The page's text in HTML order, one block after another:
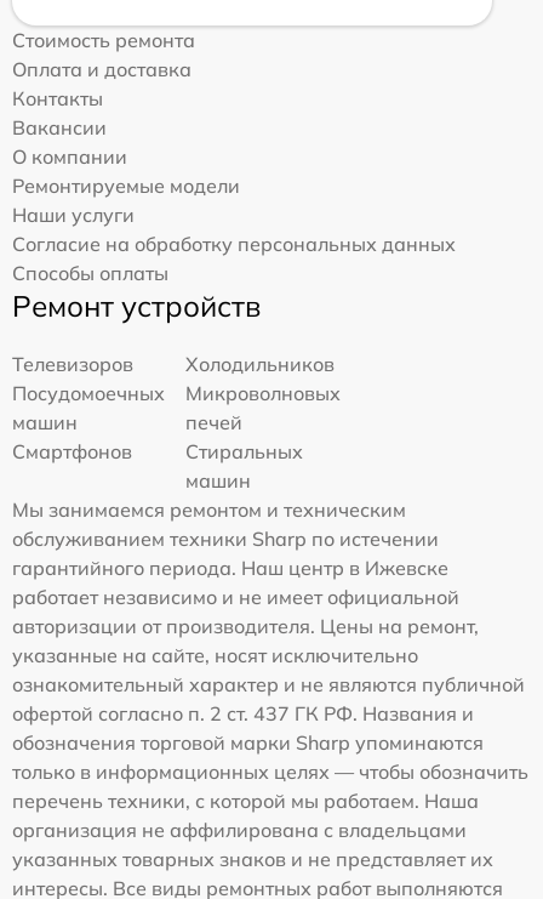
Стоимость ремонта
Оплата и доставка
Контакты
Вакансии
О компании
Ремонтируемые модели
Наши услуги
Согласие на обработку персональных данных
Способы оплаты
Ремонт устройств
Телевизоров
Холодильников
Посудомоечных
машин
Микроволновых
печей
Смартфонов
Стиральных
машин
Мы занимаемся ремонтом и техническим
обслуживанием техники Sharp по истечении
гарантийного периода. Наш центр в Ижевске
работает независимо и не имеет официальной
авторизации от производителя. Цены на ремонт,
указанные на сайте, носят исключительно
ознакомительный характер и не являются публичной
офертой согласно п. 2 ст. 437 ГК РФ. Названия и
обозначения торговой марки Sharp упоминаются
только в информационных целях — чтобы обозначить
перечень техники, с которой мы работаем. Наша
организация не аффилирована с владельцами
указанных товарных знаков и не представляет их
интересы. Все виды ремонтных работ выполняются